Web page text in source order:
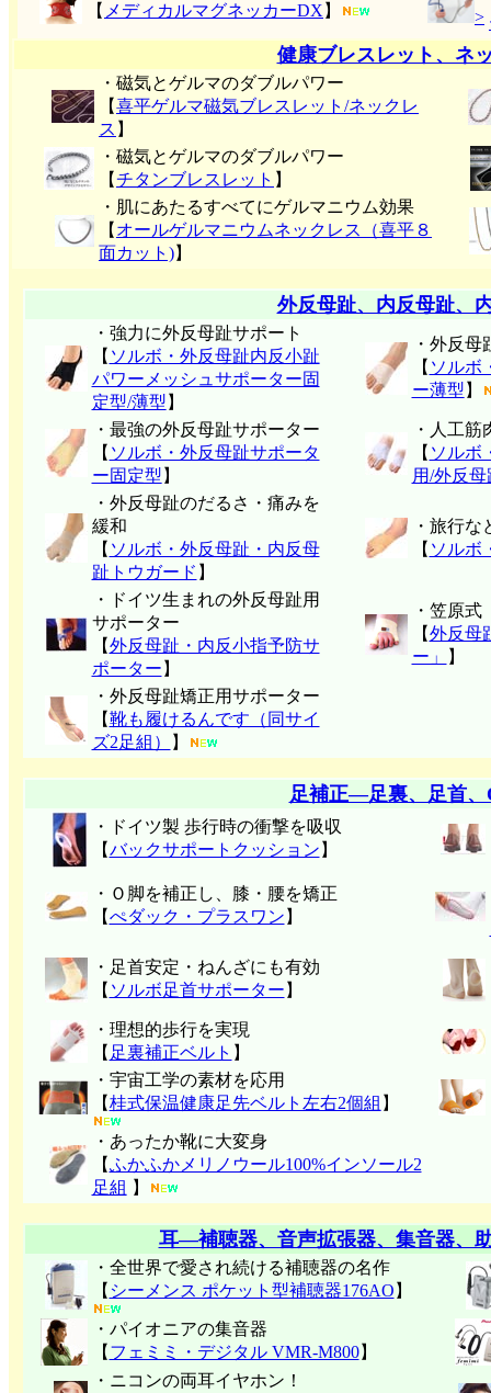
【 メディカルマグネッカーDX 】 >
健康ブレスレット、ネ
・磁気とゲルマのダブルパワー
【喜平ゲルマ磁気ブレスレット/ネックレ
ス 】
・磁気とゲルマのダブルパワー
【チタンブレスレット 】
・肌にあたるすべてにゲルマニウム効果
【 オールゲルマニウムネックレス（喜平８
面カット)】
外反母趾、内反母趾、
・強力に外反母趾サポート
【 ソルボ・外反母趾内反小趾
パワーメッシュサポーター固
定型/薄型 】
・外反
【 ソルボ
ー薄型 】
・最強の外反母趾サポーター
【 ソルボ・外反母趾サポータ
ー固定型 】
・人工筋
【 ソルボ
用/外反
・外反母趾のだるさ・痛みを
緩和
【 ソルボ・外反母趾・内反母
趾トウガード 】
・旅行な
【 ソルボ
・ドイツ生まれの外反母趾用
サポーター
【外反母趾・内反小指予防サ
ポーター 】
・笠原式
【外反母
ー」
】
・外反母趾矯正用サポーター
【靴も履けるんです（同サイ
ズ2足組）
】
足補正―足裏、足首
・ドイツ製 歩行時の衝撃を吸収
【バックサポートクッション 】
・Ｏ脚を補正し、膝・腰を矯正
【ぺダック・プラスワン 】
・足首安定・ねんざにも有効
【 ソルボ足首サポーター 】
・理想的歩行を実現
【 足裏補正ベルト 】
・宇宙工学の素材を応用
【桂式保温健康足先ベルト左右2個組 】
・あったか靴に大変身
【ふかふかメリノウール100%インソール2
足組 】
耳―補聴器、音声拡張器、集音器、
・全世界で愛され続ける補聴器の名作
【 シーメンス ポケット型補聴器176AO 】
・パイオニアの集音器
【 フェミミ・デジタル VMR-M800】
・ニコンの両耳イヤホン！